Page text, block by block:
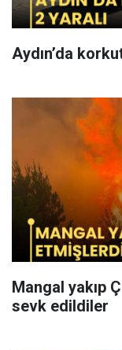
Aydın’da
Mangal yakıp
sevk edildiler